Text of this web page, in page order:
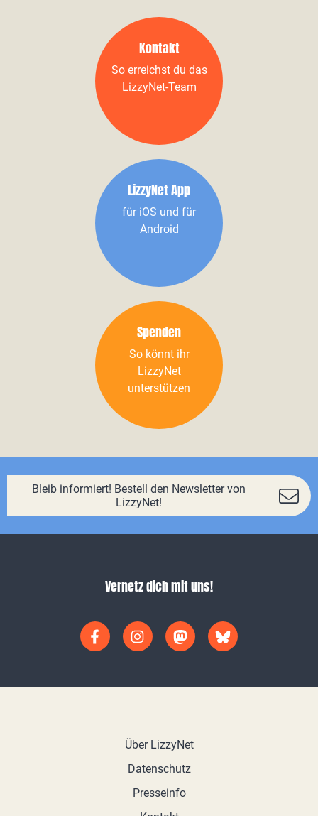
Kontakt
So erreichst du das
LizzyNet-Team
LizzyNet App
für iOS und für
Android
Spenden
So könnt ihr
LizzyNet
unterstützen
Bleib informiert! Bestell den Newsletter von
LizzyNet!
Vernetz dich mit uns!
Über LizzyNet
Datenschutz
Presseinfo